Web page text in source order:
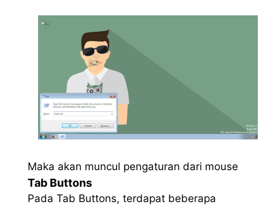
Maka akan muncul pengaturan dari mouse
Tab Buttons
Pada Tab Buttons, terdapat beberapa